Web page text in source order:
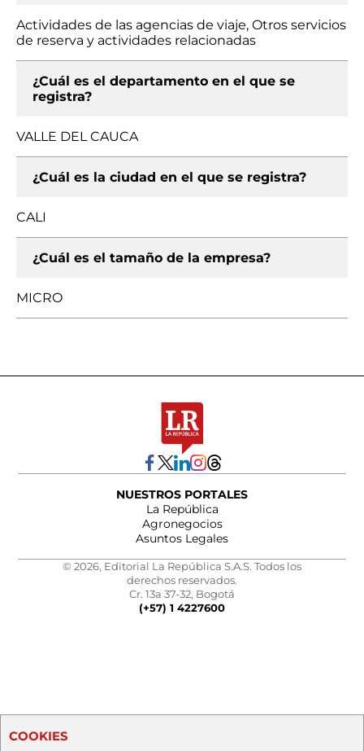
Actividades de las agencias de viaje, Otros servicios
de reserva y actividades relacionadas
¿Cuál es el departamento en el que se
registra?
VALLE DEL CAUCA
¿Cuál es la ciudad en el que se registra?
CALI
¿Cuál es el tamaño de la empresa?
MICRO
NUESTROS PORTALES
La República
Agronegocios
Asuntos Legales
© 2026, Editorial La República S.A.S. Todos los
derechos reservados.
Cr. 13a 37-32, Bogotá
(+57) 1 4227600
COOKIES